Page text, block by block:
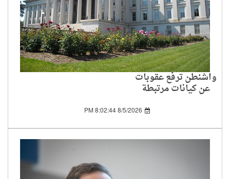
واشنطن ترفع عقوبات
عن كيانات مرتبطة
8/5/2026 8:02:44 PM